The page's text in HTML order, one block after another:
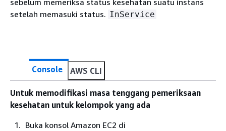
setelah memasuki status. InService
Console AWS CLI
Untuk memodifikasi masa tenggang pemeriksaan
kesehatan untuk kelompok yang ada
Buka konsol Amazon EC2 di